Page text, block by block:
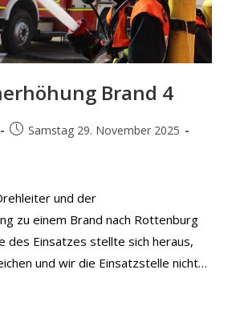
Brand 4
BeitragSamstag 29. November 2025
und der
zu einem Brand nach Rottenburg
des Einsatzes stellte sich heraus,
und wir die Einsatzstelle nicht…